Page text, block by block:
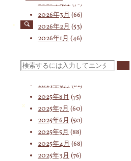
検
索
2026年4月 (76)
2026年3月 (66)
2026年2月 (53)
2026年1月 (46)
2025年11月(55)
2025年9月 (62)
2025年8月 (75)
2025年7月 (60)
2025年6月 (50)
2025年5月 (88)
2025年4月 (68)
2025年3月 (76)